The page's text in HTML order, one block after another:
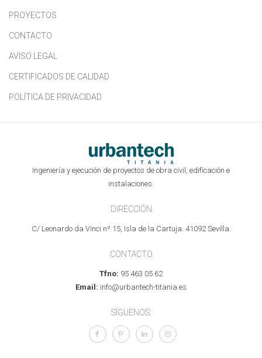
PROYECTOS
CONTACTO
AVISO LEGAL
CERTIFICADOS DE CALIDAD
POLÍTICA DE PRIVACIDAD
Ingeniería y ejecución de proyectos de obra civil, edificación e
instalaciones.
DIRECCIÓN
C/ Leonardo da Vinci nº 15, Isla de la Cartuja. 41092 Sevilla.
CONTACTO
Tfno: 95 463 05 62
Email: info@urbantech-titania.es
SÍGUENOS: